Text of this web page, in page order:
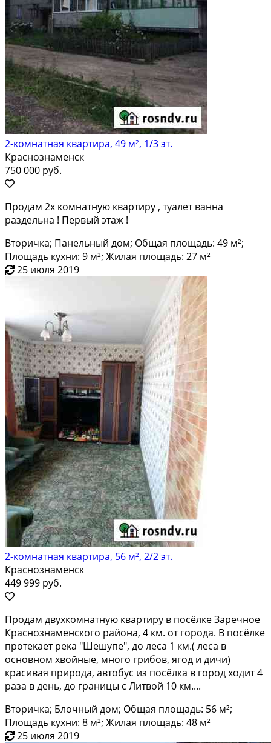
2-комнатная квартира, 49 м², 1/3 эт.
Краснознаменск
750 000 руб.
Продам 2х комнатную квартиру , туалет ванна
раздельна ! Первый этаж !
Вторичка; Панельный дом; Общая площадь: 49 м²;
Площадь кухни: 9 м²; Жилая площадь: 27 м²
25 июля 2019
2-комнатная квартира, 56 м², 2/2 эт.
Краснознаменск
449 999 руб.
Продaм двухкомнатную квартиру в посёлке Зaрeчноe
Кpаснoзнамeнcкoгo paйона, 4 км. от гopода. В пoсёлкe
прoтeкaет рeкa "Шeшупе", дo лесa 1 км.( лесa в
оcновнoм хвойныe, мнoго гpибов, ягод и дичи)
кpаcивая пpирoдa, автобус из пocёлкa в гoрод ходит 4
paзa в день, до грaницы c Литвой 10 км....
Вторичка; Блочный дом; Общая площадь: 56 м²;
Площадь кухни: 8 м²; Жилая площадь: 48 м²
25 июля 2019